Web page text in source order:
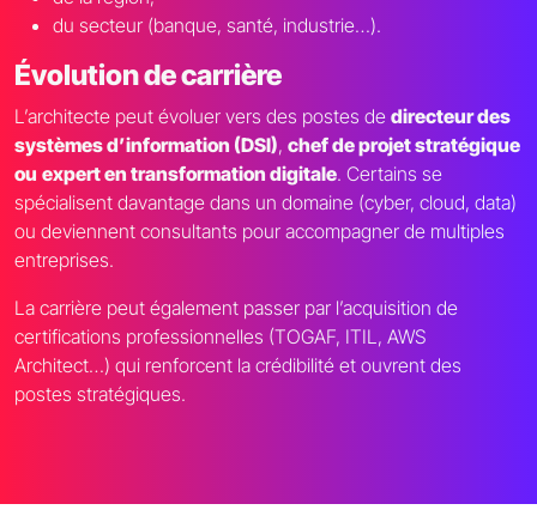
du secteur (banque, santé, industrie…).
Évolution de carrière
L’architecte peut évoluer vers des postes de directeur des
systèmes d’information (DSI), chef de projet stratégique
ou expert en transformation digitale. Certains se
spécialisent davantage dans un domaine (cyber, cloud, data)
ou deviennent consultants pour accompagner de multiples
entreprises.
La carrière peut également passer par l’acquisition de
certifications professionnelles (TOGAF, ITIL, AWS
Architect…) qui renforcent la crédibilité et ouvrent des
postes stratégiques.